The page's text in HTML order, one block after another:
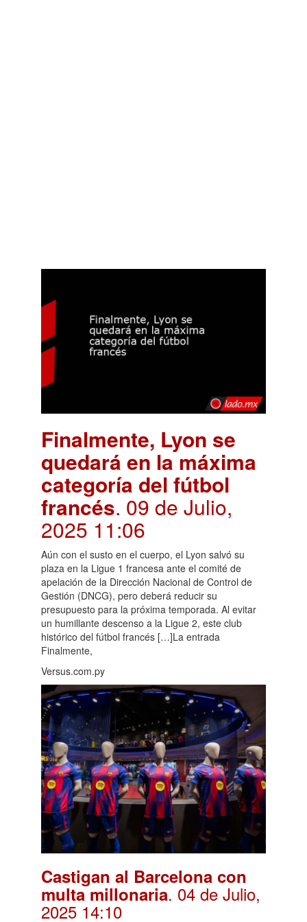
Finalmente, Lyon se
quedará en la máxima
categoría del fútbol
francés. 09 de Julio,
2025 11:06
Aún con el susto en el cuerpo, el Lyon salvó su
plaza en la Ligue 1 francesa ante el comité de
apelación de la Dirección Nacional de Control de
Gestión (DNCG), pero deberá reducir su
presupuesto para la próxima temporada. Al evitar
un humillante descenso a la Ligue 2, este club
histórico del fútbol francés […]La entrada
Finalmente,
Versus.com.py
Castigan al Barcelona con
multa millonaria. 04 de Julio,
2025 14:10